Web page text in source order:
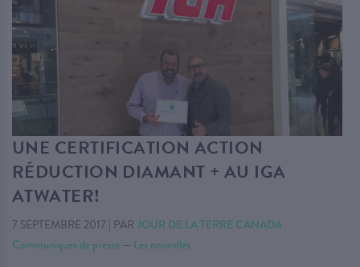
UNE CERTIFICATION ACTION
RÉDUCTION DIAMANT + AU IGA
ATWATER!
7 SEPTEMBRE 2017 | PAR JOUR DE LA TERRE CANADA
Communiqués de presse — Les nouvelles